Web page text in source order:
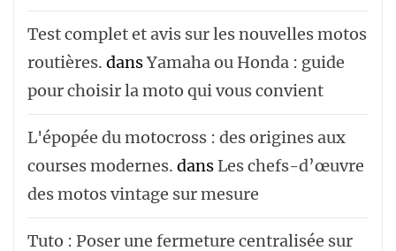
Test complet et avis sur les nouvelles motos
routières. dansYamaha ou Honda : guide
pour choisir la moto qui vous convient
L'épopée du motocross : des origines aux
courses modernes. dans Les chefs-d’œuvre
des motos vintage sur mesure
Tuto : Poser une fermeture centralisée sur